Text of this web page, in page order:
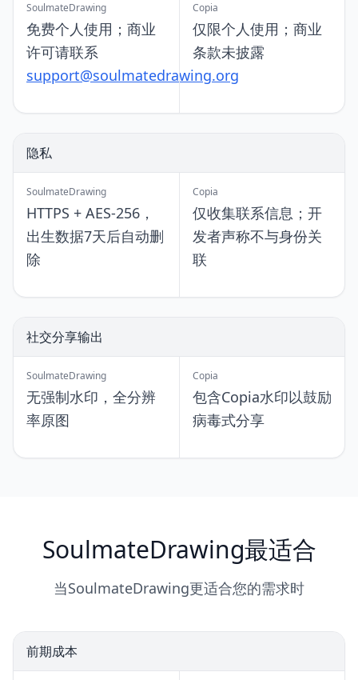
SoulmateDrawing
免费个人使用；商业
许可请联系
support@soulmatedrawing.org
Copia
仅限个人使用；商业
条款未披露
隐私
SoulmateDrawing
HTTPS + AES-256，
出生数据7天后自动删
除
Copia
仅收集联系信息；开
发者声称不与身份关
联
社交分享输出
SoulmateDrawing
无强制水印，全分辨
率原图
Copia
包含Copia水印以鼓励
病毒式分享
SoulmateDrawing最适合
当SoulmateDrawing更适合您的需求时
前期成本